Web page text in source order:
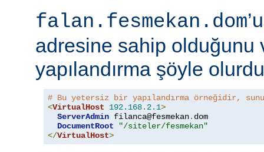
falan.fesmekan.dom
adresine sahip olduğunu
yapılandırma şöyle
# Bu yetersiz bir yapılandırma örneğidir,
<VirtualHost 192.168. 2.1>
ServerAdmin filanca@fesmekan. dom
DocumentRoot
"/siteler/fesmekan"
</VirtualHost>